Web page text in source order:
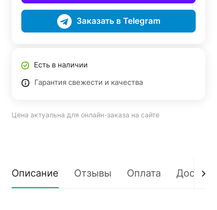
Заказать в Telegram
Есть в наличии
Гарантия свежести и качества
Цена актуальна для онлайн-заказа на сайте
Описание Отзывы Оплата